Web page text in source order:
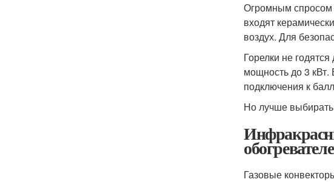
Огромным спросом
входят
воздух. Для
Горелки не
мощность до 3 кВт.
подключения к
Но лучше
Газовые